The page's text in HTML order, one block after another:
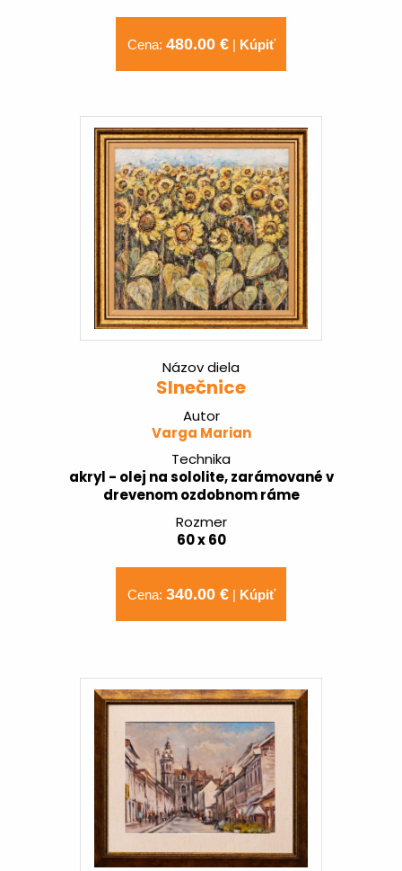
Cena: 480.00 €| Kúpiť
Názov diela
Slnečnice
Autor
Varga Marian
Technika
akryl - olej na sololite, zarámované v
drevenom ozdobnom ráme
Rozmer
60 x 60
Cena: 340.00 €| Kúpiť